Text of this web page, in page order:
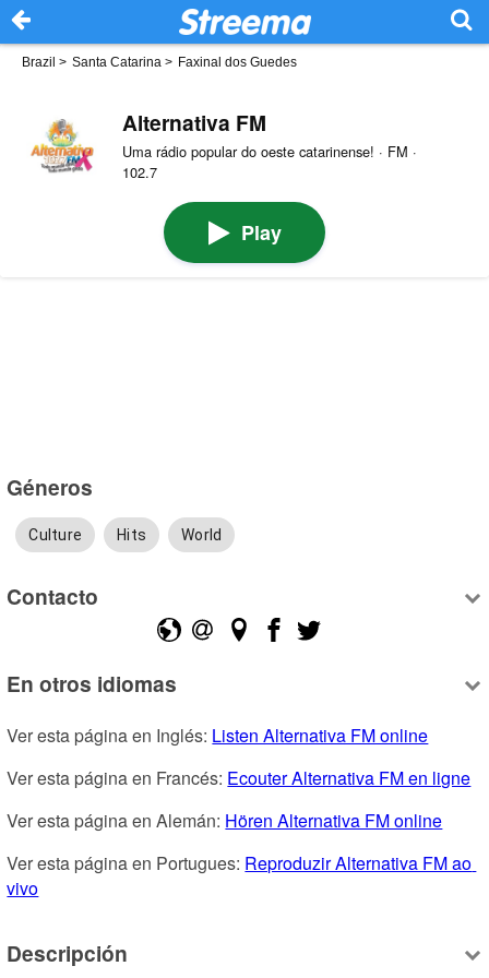
Brazil > Santa Catarina > Faxinal dos Guedes
Alternativa FM
Uma rádio popular do oeste catarinense! · FM ·
102.7
Play
Géneros
Culture Hits World
Contacto
En otros idiomas
Ver esta página en Inglés: Listen Alternativa FM online
Ver esta página en Francés: Ecouter Alternativa FM en ligne
Ver esta página en Alemán: Hören Alternativa FM online
Ver esta página en Portugues: Reproduzir Alternativa FM ao
vivo
Descripción